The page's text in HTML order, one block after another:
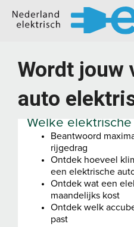
Wordt jouw
auto